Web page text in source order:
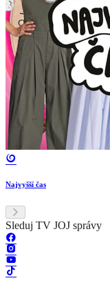
Najvyšší čas
Sleduj TV JOJ správy